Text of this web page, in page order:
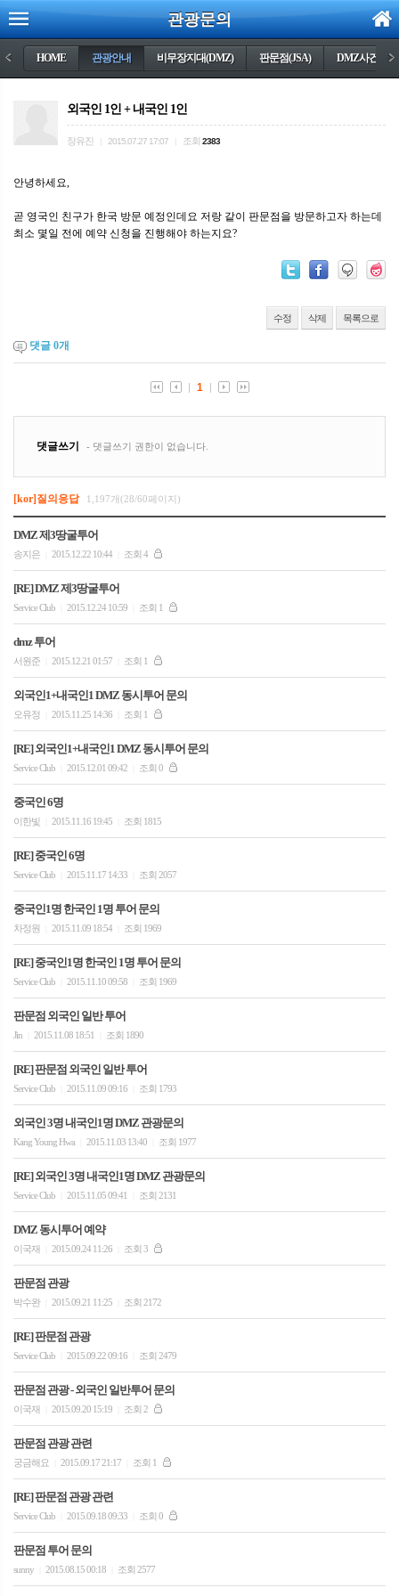
관광문의
< HOME 관광안내 비무장지대(DMZ) 판문점(JSA) DMZ사건들 >
외국인 1인 + 내국인 1인
장유진 2015.07.27 17:07 조회 2383
안녕하세요,
곧 영국인 친구가 한국 방문 예정인데요 저랑 같이 판문점을 방문하고자 하는데
최소 몇일 전에 예약 신청을 진행해야 하는지요?
수정 삭제 목록으로
댓글 0개
[kor]질의응답 1,197개(28/60페이지)
DMZ 제3땅굴투어
송지은 2015.12.22 10:44 조회 4
[RE] DMZ 제3땅굴투어
Service Club 2015.12.24 10:59 조회 1
dmz 투어
서원준 2015.12.21 01:57 조회 1
외국인1+내국인1 DMZ 동시투어 문의
오유정 2015.11.25 14:36 조회 1
[RE] 외국인1+내국인1 DMZ 동시투어 문의
Service Club 2015.12.01 09:42 조회 0
중국인 6명
이한빛 2015.11.16 19:45 조회 1815
[RE] 중국인 6명
Service Club 2015.11.17 14:33 조회 2057
중국인1명 한국인 1명 투어 문의
차정원 2015.11.09 18:54 조회 1969
[RE] 중국인1명 한국인 1명 투어 문의
Service Club 2015.11.10 09:58 조회 1969
판문점 외국인 일반 투어
Jin 2015.11.08 18:51 조회 1890
[RE] 판문점 외국인 일반 투어
Service Club 2015.11.09 09:16 조회 1793
외국인 3명 내국인1명 DMZ 관광문의
Kang Young Hwa 2015.11.03 13:40 조회 1977
[RE] 외국인 3명 내국인1명 DMZ 관광문의
Service Club 2015.11.05 09:41 조회 2131
DMZ 동시투어 예약
이국재 2015.09.24 11:26 조회 3
판문점 관광
박수완 2015.09.21 11:25 조회 2172
[RE] 판문점 관광
Service Club 2015.09.22 09:16 조회 2479
판문점 관광 - 외국인 일반투어 문의
이국재 2015.09.20 15:19 조회 2
판문점 관광 관련
궁금해요 2015.09.17 21:17 조회 1
[RE] 판문점 관광 관련
Service Club 2015.09.18 09:33 조회 0
판문점 투어 문의
sunny 2015.08.15 00:18 조회 2577